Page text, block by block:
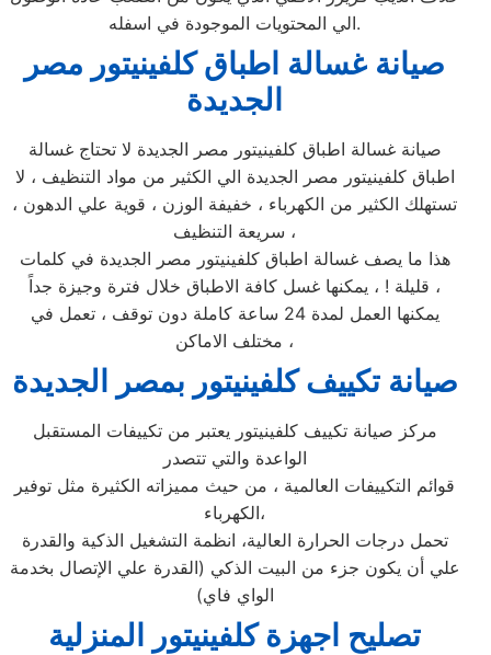
الي المحتويات الموجودة في اسفله.
صيانة غسالة اطباق كلفينيتور مصر
الجديدة
صيانة غسالة اطباق كلفينيتور مصر الجديدة لا تحتاج غسالة
اطباق كلفينيتور مصر الجديدة الي الكثير من مواد التنظيف ، لا
تستهلك الكثير من الكهرباء ، خفيفة الوزن ، قوية علي الدهون ،
سريعة التنظيف ،
هذا ما يصف غسالة اطباق كلفينيتور مصر الجديدة في كلمات
قليلة ! ، يمكنها غسل كافة الاطباق خلال فترة وجيزة جداً ،
يمكنها العمل لمدة 24 ساعة كاملة دون توقف ، تعمل في
مختلف الاماكن ،
صيانة تكييف كلفينيتور بمصر الجديدة
مركز صيانة تكييف كلفينيتور يعتبر من تكييفات المستقبل
الواعدة والتي تتصدر
قوائم التكييفات العالمية ، من حيث مميزاته الكثيرة مثل توفير
الكهرباء،
تحمل درجات الحرارة العالية، انظمة التشغيل الذكية والقدرة
علي أن يكون جزء من البيت الذكي (القدرة علي الإتصال بخدمة
الواي فاي)
تصليح اجهزةكلفينيتور المنزلية